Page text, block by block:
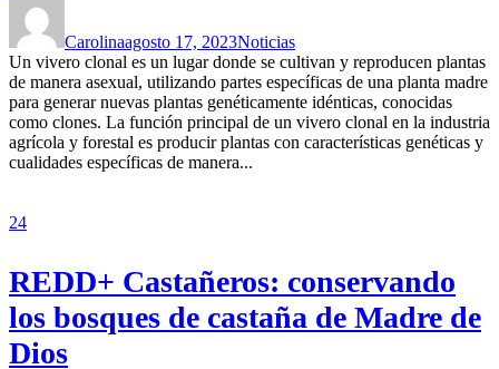
Carolinaagosto 17, 2023Noticias
Un vivero clonal es un lugar donde se cultivan y reproducen plantas
de manera asexual, utilizando partes específicas de una planta madre
para generar nuevas plantas genéticamente idénticas, conocidas
como clones. La función principal de un vivero clonal en la industria
agrícola y forestal es producir plantas con características genéticas y
cualidades específicas de manera...
24
REDD+ Castañeros: conservando
los bosques de castaña de Madre de
Dios